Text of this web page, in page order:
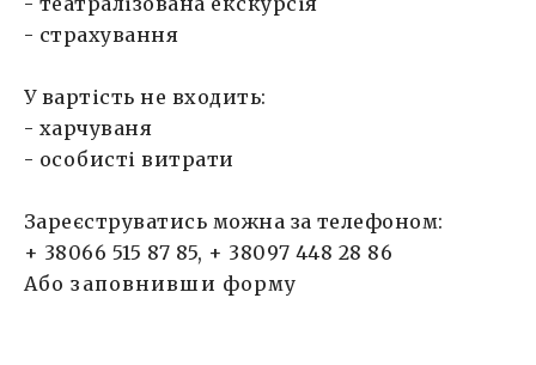
- страхування
У вартість не входить:
- харчуваня
- особисті витрати
Зареєструватись можна за телефоном:
+ 38066 515 87 85, + 38097 448 28 86
Або заповнивши форму